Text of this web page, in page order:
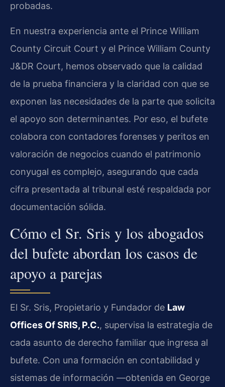
probadas.
En nuestra experiencia ante el Prince William
County Circuit Court y el Prince William County
J&DR Court, hemos observado que la calidad
de la prueba financiera y la claridad con que se
exponen las necesidades de la parte que solicita
el apoyo son determinantes. Por eso, el bufete
colabora con contadores forenses y peritos en
valoración de negocios cuando el patrimonio
conyugal es complejo, asegurando que cada
cifra presentada al tribunal esté respaldada por
documentación sólida.
Cómo el Sr. Sris y los abogados
del bufete abordan los casos de
apoyo a parejas
El Sr. Sris, Propietario y Fundador de Law
Offices Of SRIS, P.C., supervisa la estrategia de
cada asunto de derecho familiar que ingresa al
bufete. Con una formación en contabilidad y
sistemas de información —obtenida en George